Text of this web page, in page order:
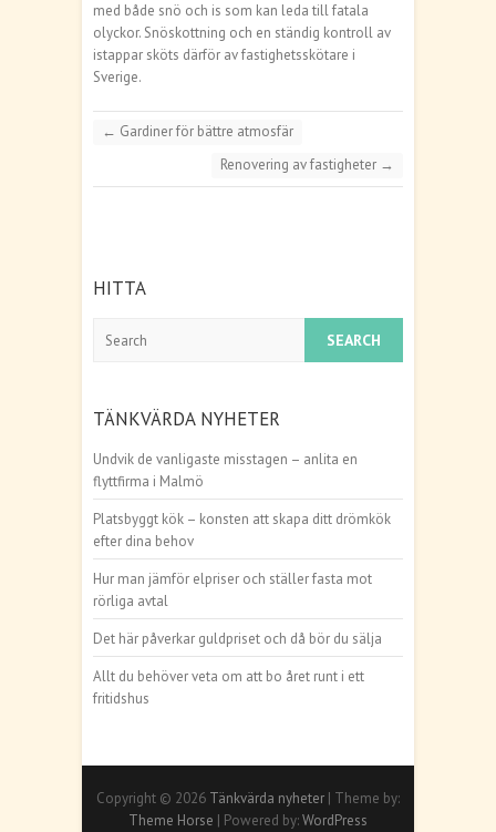
med både snö och is som kan leda till fatala
olyckor. Snöskottning och en ständig kontroll av
istappar sköts därför av fastighetsskötare i
Sverige.
← Gardiner för bättre atmosfär
Renovering av fastigheter →
HITTA
TÄNKVÄRDA NYHETER
Undvik de vanligaste misstagen – anlita en
flyttfirma i Malmö
Platsbyggt kök – konsten att skapa ditt drömkök
efter dina behov
Hur man jämför elpriser och ställer fasta mot
rörliga avtal
Det här påverkar guldpriset och då bör du sälja
Allt du behöver veta om att bo året runt i ett
fritidshus
Copyright © 2026 Tänkvärda nyheter | Theme by:
Theme Horse | Powered by:WordPress